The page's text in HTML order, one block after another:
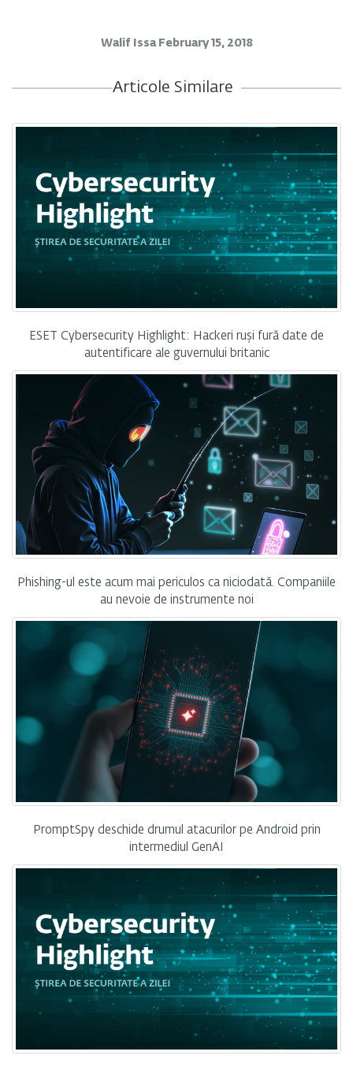
Walif Issa February 15, 2018
Articole Similare
ESET Cybersecurity Highlight: Hackeri ruși fură date de
autentificare ale guvernului britanic
Phishing-ul este acum mai periculos ca niciodată. Companiile
au nevoie de instrumente noi
PromptSpy deschide drumul atacurilor pe Android prin
intermediul GenAI